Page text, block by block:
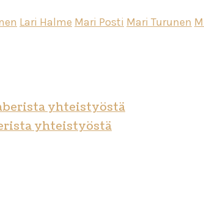
Lari Halme Mari Posti Mari Turunen
yhteistyöstä
yhteistyöstä